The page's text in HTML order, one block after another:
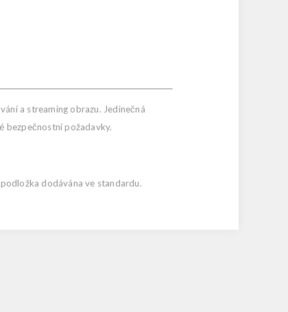
a streaming obrazu. Jedinečná
bezpečnostní požadavky.
dodávána ve standardu.